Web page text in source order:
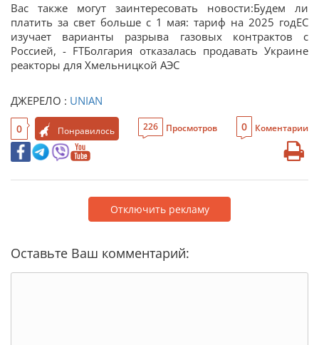
Вас также могут заинтересовать новости:Будем ли
платить за свет больше с 1 мая: тариф на 2025 годЕС
изучает варианты разрыва газовых контрактов с
Россией, - FTБолгария отказалась продавать Украине
реакторы для Хмельницкой АЭС
ДЖЕРЕЛО : UNIAN
0 Понравилось 226 Просмотров 0 Коментарии
Отключить рекламу
Оставьте Ваш комментарий: